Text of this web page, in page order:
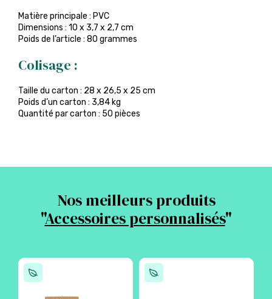
Matière principale : PVC
Dimensions : 10 x 3,7 x 2,7 cm
Poids de l’article : 80 grammes
Colisage :
Taille du carton : 28 x 26,5 x 25 cm
Poids d’un carton : 3,84 kg
Quantité par carton : 50 pièces
Nos meilleurs produits
"Accessoires personnalisés"